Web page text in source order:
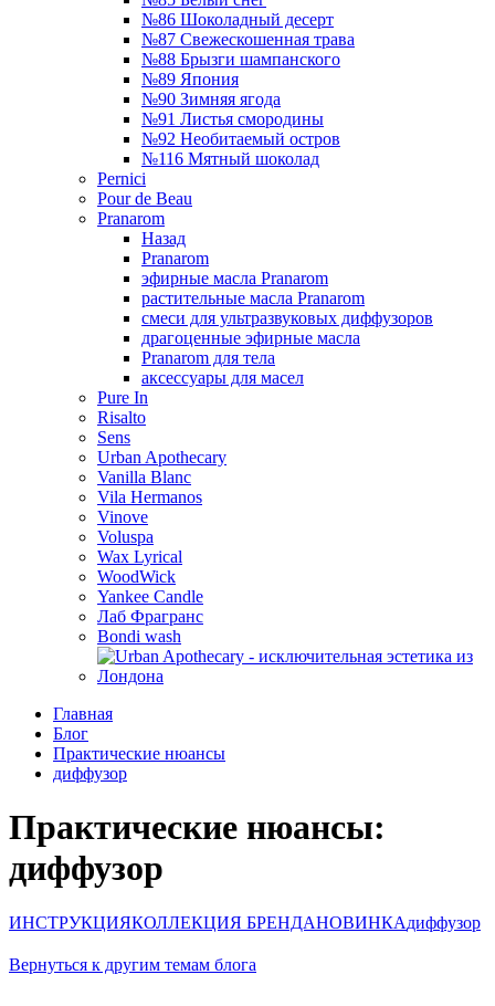
№86 Шоколадный десерт
№87 Свежескошенная трава
№88 Брызги шампанского
№89 Япония
№90 Зимняя ягода
№91 Листья смородины
№92 Необитаемый остров
№116 Мятный шоколад
Pernici
Pour de Beau
Pranarom
Назад
Pranarom
эфирные масла Pranarom
растительные масла Pranarom
смеси для ультразвуковых диффузоров
драгоценные эфирные масла
Pranarom для тела
аксессуары для масел
Pure In
Risalto
Sens
Urban Apothecary
Vanilla Blanc
Vila Hermanos
Vinove
Voluspa
Wax Lyrical
WoodWick
Yankee Candle
Лаб Фрагранс
Bondi wash
Главная
Блог
Практические нюансы
диффузор
Практические нюансы:
диффузор
ИНСТРУКЦИЯКОЛЛЕКЦИЯ БРЕНДАНОВИНКАдиффузор
Вернуться к другим темам блога